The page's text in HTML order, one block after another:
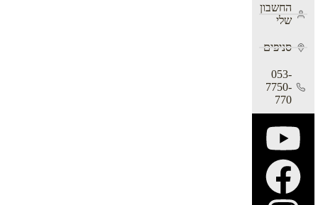
החשבון
שלי
סניפים
053-
7750-
770